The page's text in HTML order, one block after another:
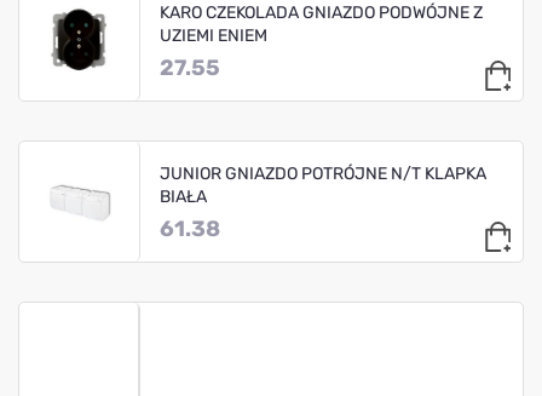
KARO CZEKOLADA GNIAZDO PODWÓJNE Z
UZIEMI ENIEM
27.55
JUNIOR GNIAZDO POTRÓJNE N/T KLAPKA
BIAŁA
61.38